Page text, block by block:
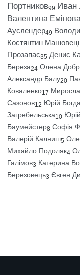
Портников99 Иван
Валентина Емінова
Ауслендер49
Костянтин
Прозапас35 Денис
Береза24 Олена
Александр Балу20
Коваленко17
Сазонов12 Юрій
Загребельська10
Баумейстер8 Софія
Валерій Калниш5
Михайло Подоляк4
Галімов3 Катерина
Березовець3 Євген